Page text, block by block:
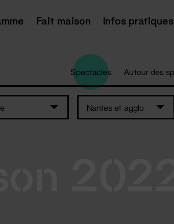
Fait maison Infos pratiques
Spectacles Autour des
Nantes et agglo